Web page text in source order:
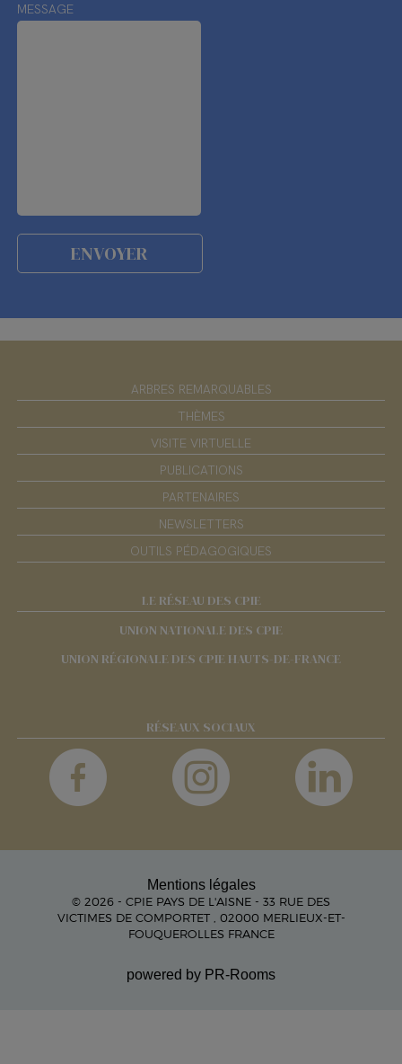
MESSAGE
ARBRES REMARQUABLES
THÈMES
VISITE VIRTUELLE
PUBLICATIONS
PARTENAIRES
NEWSLETTERS
OUTILS PÉDAGOGIQUES
LE RÉSEAU DES CPIE
UNION NATIONALE DES CPIE
UNION RÉGIONALE DES CPIE HAUTS-DE-FRANCE
RÉSEAUX SOCIAUX
Mentions légales
© 2026 - CPIE PAYS DE L'AISNE - 33 RUE DES
VICTIMES DE COMPORTET , 02000 MERLIEUX-ET-
FOUQUEROLLES FRANCE
powered by PR-Rooms